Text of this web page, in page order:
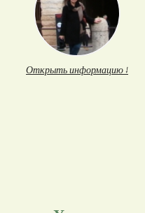
Открыть информацию ↓